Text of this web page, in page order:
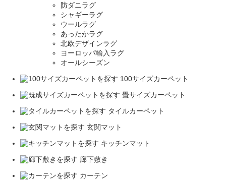
防ダニラグ
シャギーラグ
ウールラグ
あったかラグ
北欧デザインラグ
ヨーロッパ輸入ラグ
オールシーズン
100サイズカーペット
畳サイズカーペット
タイルカーペット
玄関マット
キッチンマット
廊下敷き
カーテン